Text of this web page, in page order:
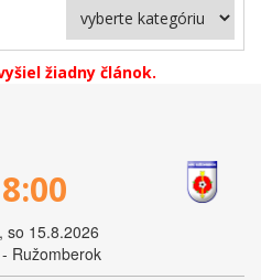
žiadny článok.
so 15.8.2026
Ružomberok